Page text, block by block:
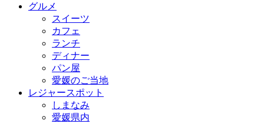
グルメ
スイーツ
カフェ
ランチ
ディナー
パン屋
愛媛のご当地
レジャースポット
しまなみ
愛媛県内